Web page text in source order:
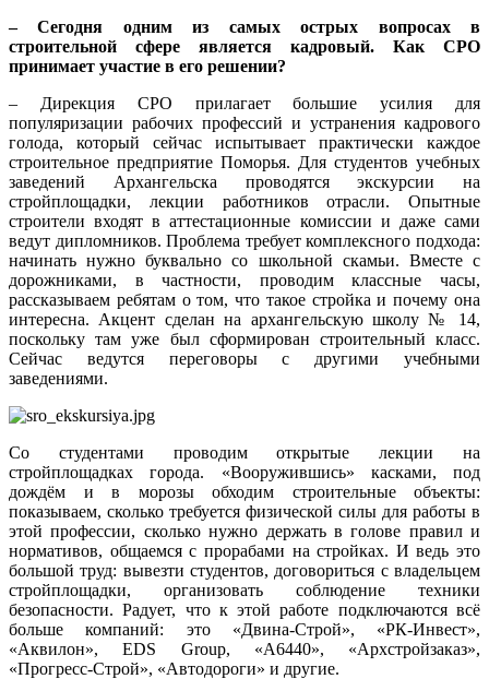
– Сегодня одним из самых острых вопросах в
строительной сфере является кадровый. Как СРО
принимает участие в его решении?
– Дирекция СРО прилагает большие усилия для
популяризации рабочих профессий и устранения кадрового
голода, который сейчас испытывает практически каждое
строительное предприятие Поморья. Для студентов учебных
заведений Архангельска проводятся экскурсии на
стройплощадки, лекции работников отрасли. Опытные
строители входят в аттестационные комиссии и даже сами
ведут дипломников. Проблема требует комплексного подхода:
начинать нужно буквально со школьной скамьи. Вместе с
дорожниками, в частности, проводим классные часы,
рассказываем ребятам о том, что такое стройка и почему она
интересна. Акцент сделан на архангельскую школу № 14,
поскольку там уже был сформирован строительный класс.
Сейчас ведутся переговоры с другими учебными
заведениями.
Со студентами проводим открытые лекции на
стройплощадках города. «Вооружившись» касками, под
дождём и в морозы обходим строительные объекты:
показываем, сколько требуется физической силы для работы в
этой профессии, сколько нужно держать в голове правил и
нормативов, общаемся с прорабами на стройках. И ведь это
большой труд: вывезти студентов, договориться с владельцем
стройплощадки, организовать соблюдение техники
безопасности. Радует, что к этой работе подключаются всё
больше компаний: это «Двина-Строй», «РК-Инвест»,
«Аквилон», EDS Group, «А6440», «Архстройзаказ»,
«Прогресс-Строй», «Автодороги» и другие.